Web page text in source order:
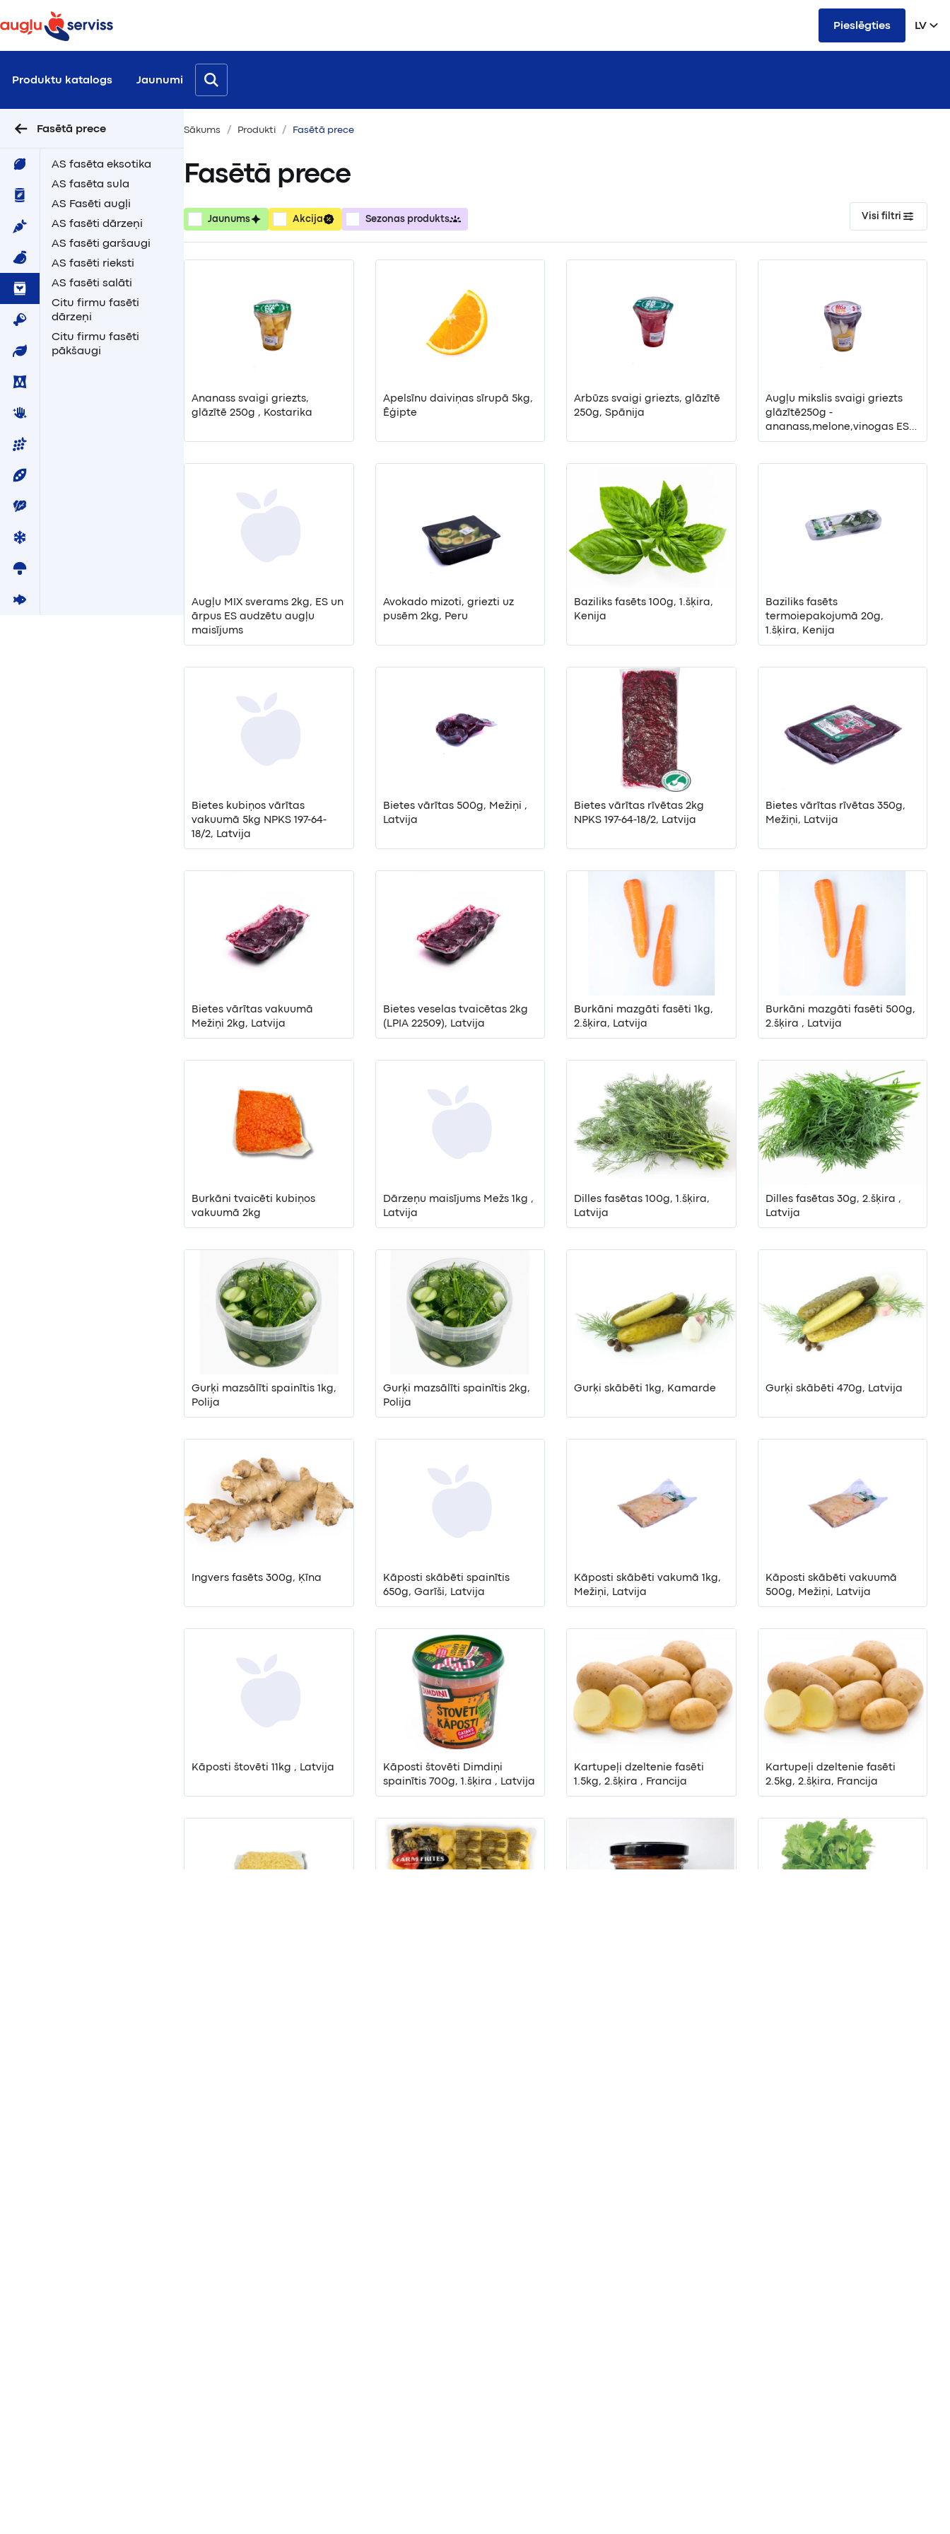
Pieslēgties LV
Produktu katalogs Jaunumi
Fasētā prece
AS fasēta eksotika
AS fasēta sula
AS Fasēti augļi
AS fasēti dārzeņi
AS fasēti garšaugi
AS fasēti rieksti
AS fasēti salāti
Citu firmu fasēti
dārzeņi
Citu firmu fasēti
pākšaugi
Sākums Produkti Fasētā prece
Fasētā prece
Jaunums Akcija Sezonas produkts Visi filtri
Ananass svaigi griezts,
glāzītē 250g , Kostarika
Apelsīnu daiviņas sīrupā 5kg,
Ēģipte
Arbūzs svaigi griezts, glāzītē
250g, Spānija
Augļu mikslis svaigi griezts
glāzītē250g -
ananass,melone,vinogas ES
un Ārpus ES audzētu augļu
Augļu MIX sverams 2kg, ES un
ārpus ES audzētu augļu
maisījums
Avokado mizoti, griezti uz
pusēm 2kg, Peru
Baziliks fasēts 100g, 1.šķira,
Kenija
Baziliks fasēts
termoiepakojumā 20g,
1.šķira, Kenija
Bietes kubiņos vārītas
vakuumā 5kg NPKS 197-64-
18/2, Latvija
Bietes vārītas 500g, Mežiņi ,
Latvija
Bietes vārītas rīvētas 2kg
NPKS 197-64-18/2, Latvija
Bietes vārītas rīvētas 350g,
Mežiņi, Latvija
Bietes vārītas vakuumā
Mežiņi 2kg, Latvija
Bietes veselas tvaicētas 2kg
(LPIA 22509), Latvija
Burkāni mazgāti fasēti 1kg,
2.šķira, Latvija
Burkāni mazgāti fasēti 500g,
2.šķira , Latvija
Burkāni tvaicēti kubiņos
vakuumā 2kg
Dārzeņu maisījums Mežs 1kg ,
Latvija
Dilles fasētas 100g, 1.šķira,
Latvija
Dilles fasētas 30g, 2.šķira ,
Latvija
Gurķi mazsālīti spainītis 1kg,
Polija
Gurķi mazsālīti spainītis 2kg,
Polija
Gurķi skābēti 1kg, Kamarde Gurķi skābēti 470g, Latvija
Ingvers fasēts 300g, Ķīna
Kāposti skābēti spainītis
650g, Garīši, Latvija
Kāposti skābēti vakumā 1kg,
Mežiņi, Latvija
Kāposti skābēti vakuumā
500g, Mežiņi, Latvija
Kāposti štovēti 11kg , Latvija
Kāposti štovēti Dimdiņi
spainītis 700g, 1.šķira , Latvija
Kartupeļi dzeltenie fasēti
1.5kg, 2.šķira , Francija
Kartupeļi dzeltenie fasēti
2.5kg, 2.šķira, Francija